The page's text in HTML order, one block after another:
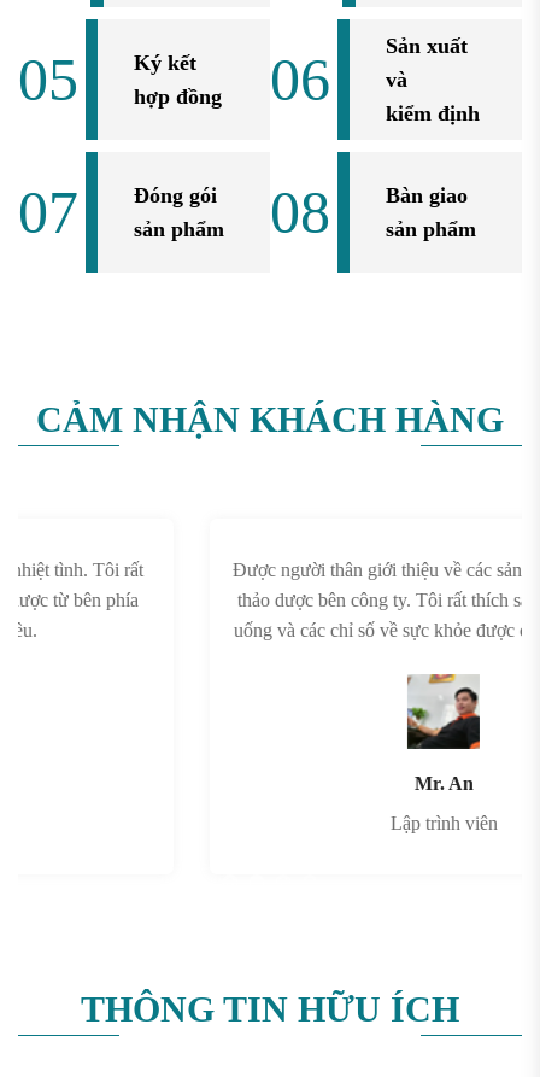
05
Ký kết
hợp đồng
06
Sản xuất
và
kiểm định
07
Đóng gói
sản phẩm
08
Bàn giao
sản phẩm
CẢM NHẬN KHÁCH HÀNG
Được người thân giới thiệu về các sản phẩm trà gạo tím
thảo dược bên công ty. Tôi rất thích sản phẩm này. Dễ
uống và các chỉ số về sực khỏe được cải thiện đáng kể.
THÔNG TIN HỮU ÍCH